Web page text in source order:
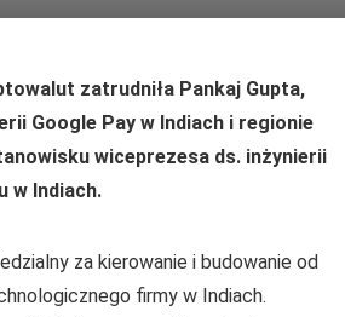
zatrudniła Pankaj Gupta,
Google Pay w Indiach i regionie
wiceprezesa ds. inżynierii
w Indiach.
za kierowanie i budowanie od
firmy w Indiach.